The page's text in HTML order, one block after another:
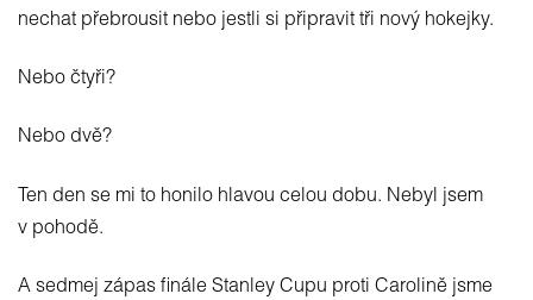
nechat přebrousit nebo jestli si připravit tři nový hokejky.
Nebo čtyři?
Nebo dvě?
Ten den se mi to honilo hlavou celou dobu. Nebyl jsem
v pohodě.
A sedmej zápas finále Stanley Cupu proti Carolině jsme